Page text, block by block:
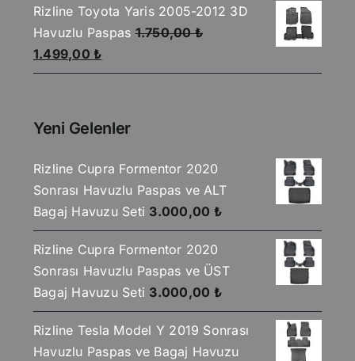
930,00 ₺.fiyat:
850,00 ₺.
Rizline Toyota Yaris 2005-2012 3D
Havuzlu Paspas 1.750,00₺
Orijinal
fiyat:
1.499,00 ₺Şu
andaki
Yeni Gelenler
Rizline Cupra Formentor 2020
Sonrası Havuzlu Paspas ve ALT
Bagaj Havuzu Seti 3.000,00 ₺
Rizline Cupra Formentor 2020
Sonrası Havuzlu Paspas ve ÜST
Bagaj Havuzu Seti 3.000,00 ₺
Rizline Tesla Model Y 2019 Sonrası
Havuzlu Paspas ve Bagaj Havuzu